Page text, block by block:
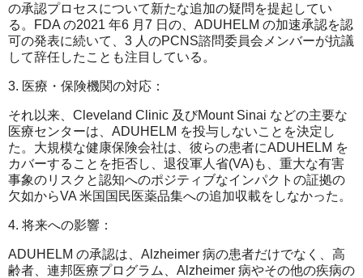
の承認プロセスについて新たな追加の疑問を提起してい
る。FDA の2021 年6 月7 日の、ADUHELM の加速承認を認
可の発表に続いて、3 人のPCNS諮問委員会メンバーが抗議
して辞任したことも注目している。
3. 医療・保険機関の対応：
それ以来、Cleveland Clinic 及びMount Sinai などの主要な
医療センターは、ADUHELM を投与しないことを決定し
た。大規模な健康保険会社は、彼らの患者にADUHELM を
カバーすることを拒否し、退役軍人省(VA)も、重大な有害
事象のリスクと認知へのポジティブなインパクトの証拠の
欠如からVA 米国国民医薬品集への追加収載をしなかった。
4. 将来への影響：
ADUHELM の承認は、Alzheimer 病の患者だけでなく、高
齢者、連邦医療プログラム、Alzheimer 病やその他の疾病の